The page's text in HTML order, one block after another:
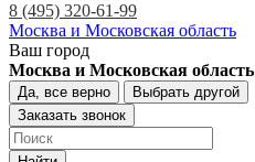
8 (495) 320-61-99
Москва и Московская область
Ваш город
Москва и Московская область
Да, все верно
Выбрать другой
Заказать звонок